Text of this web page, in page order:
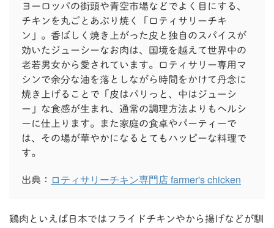
ヨーロッパの街頭や青空市場などでよく目にする、
チキンを丸ごとあぶり焼く「ロティサリーチキ
ン」。香ばしく焼き上がった皮と独自のスパイスが
効いたジューシーなお肉は、国境を越えて世界中の
老若男女から愛されています。ロティサリー専用マ
シンで余分な油を落としながら時間をかけて丹念に
焼き上げることで「皮はパリっと、中はジューシ
ー」な食感が生まれ、通常の調理方法よりもヘルシ
ーに仕上ります。また家庭の食卓やパーティーで
は、その場が華やかになるとてもハッピーな料理で
す。
出典： ロティサリーチキン専門店 farmer's chicken
鶏肉といえば日本ではフライドチキンやから揚げなどが馴